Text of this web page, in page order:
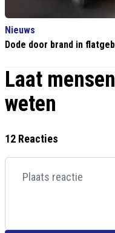
Nieuws
Dode door brand in
Laat
weten
12 Reacties